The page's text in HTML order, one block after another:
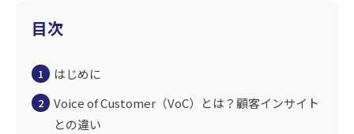
目次
1 はじめに
2
Voice of Customer（VoC）とは？顧客インサイト
との違い